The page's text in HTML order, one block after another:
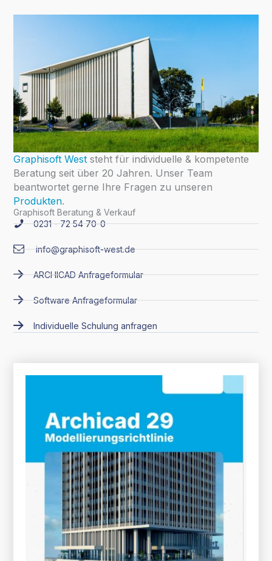
Graphisoft Weststeht für individuelle & kompetente
Beratung seit über 20 Jahren. Unser Team
beantwortet gerne Ihre Fragen zu unseren
Produkten.
Graphisoft Beratung & Verkauf
0231 - 72 54 70-0
info@graphisoft-west.de
ARCHICAD Anfrageformular
Software Anfrageformular
Individuelle Schulung anfragen